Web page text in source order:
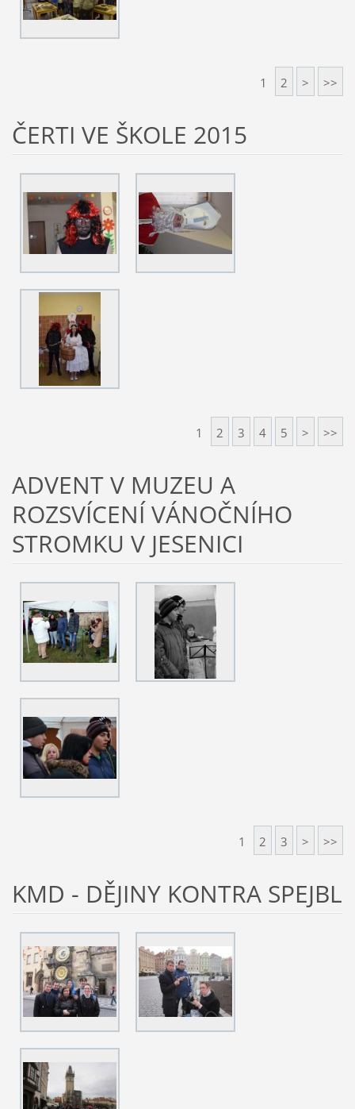
1 2 > >>
ČERTI VE ŠKOLE 2015
1 2 3 4 5 > >>
ADVENT V MUZEU A
ROZSVÍCENÍ VÁNOČNÍHO
STROMKU V JESENICI
1 2 3 > >>
KMD - DĚJINY KONTRA SPEJBL